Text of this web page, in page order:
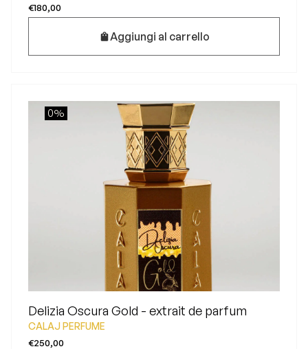
€180,00
Aggiungi al carrello
0%
Delizia Oscura Gold - extrait de parfum
CALAJ PERFUME
€250,00